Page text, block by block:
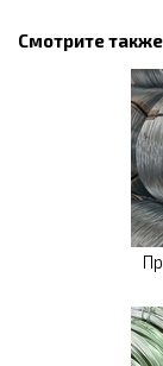
Смотрите также